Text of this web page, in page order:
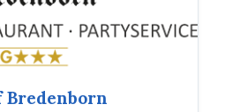
Bredenborn